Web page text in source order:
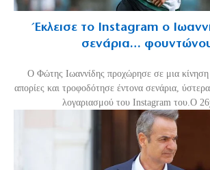
Έκλεισε το Instagram ο
σενάρια…
Ο Φώτης Ιωαννίδης προχώρησε σε μια
απορίες και τροφοδότησε έντονα σενάρια,
λογαριασμού του Instagram του.Ο